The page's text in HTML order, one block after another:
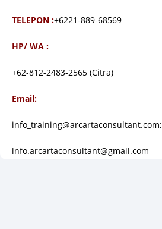
TELEPON :+6221-889-68569
HP/ WA :
+62-812-2483-2565 (Citra)
Email:
info_training@arcartaconsultant.com;
info.arcartaconsultant@gmail.com